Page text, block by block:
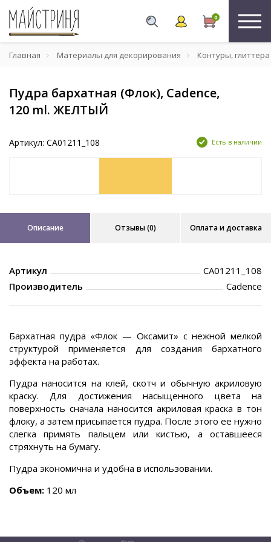
0
Главная Материалы для декорирования Контуры, глиттера
Пудра бархатная (Флок), Cadence,
120 ml. ЖЕЛТЫЙ
Артикул: CA01211_108 Есть в наличии
Описание Отзывы (0) Оплата и доставка
Артикул
CA01211_108
Производитель
Cadence
Бархатная пудра «Флок — Оксамит» с нежной мелкой
структурой применяется для создания бархатного
эффекта на работах.
Пудра наносится на клей, скотч и обычную акриловую
краску. Для достижения насыщенного цвета на
поверхность сначала наносится акриловая краска в тон
флоку, а затем присыпается пудра. После этого ее нужно
слегка примять пальцем или кистью, а оставшееся
стряхнуть на бумагу.
Пудра экономична и удобна в использовании.
Объем: 120 мл